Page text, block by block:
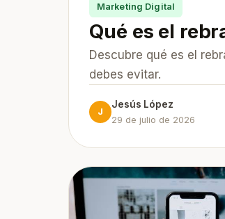
Marketing Digital
Qué es el
Descubre qué es el
debes evitar.
J
Jesús López
29 de julio de 2026